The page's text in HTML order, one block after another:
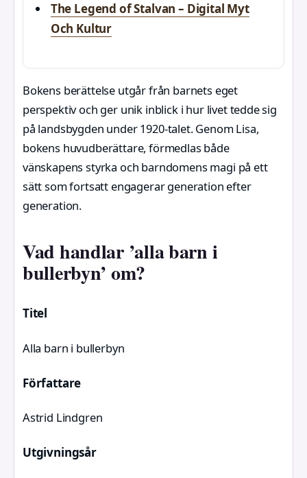
The Legend of Stalvan – Digital Myt
Och Kultur
Bokens berättelse utgår från barnets eget
perspektiv och ger unik inblick i hur livet tedde sig
på landsbygden under 1920-talet. Genom Lisa,
bokens huvudberättare, förmedlas både
vänskapens styrka och barndomens magi på ett
sätt som fortsatt engagerar generation efter
generation.
Vad handlar ’alla barn i
bullerbyn’ om?
Titel
Alla barn i bullerbyn
Författare
Astrid Lindgren
Utgivningsår